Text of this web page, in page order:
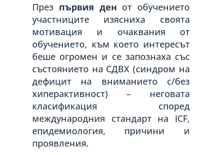
През първия ден от обучението
участниците изясниха своята
мотивация и очаквания от
обучението, към което интересът
беше огромен и се запознаха със
състоянието на СДВХ (синдром на
дефицит на вниманието с/без
хиперактивност) – неговата
класификация според
международния стандарт на ICF,
епидемиология, причини и
проявления.